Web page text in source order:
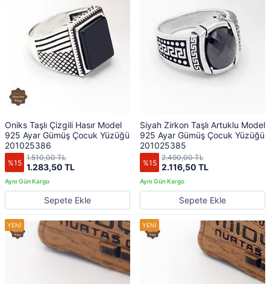
Oniks Taşlı Çizgili Hasır Model
925 Ayar Gümüş Çocuk Yüzüğü
201025386
%15 1.283,50 TL
1.510,00 TL
Sepete Ekle
Siyah Zirkon Taşlı Artuklu Model
925 Ayar Gümüş Çocuk Yüzüğü
201025385
%15 2.116,50 TL
2.490,00 TL
Sepete Ekle